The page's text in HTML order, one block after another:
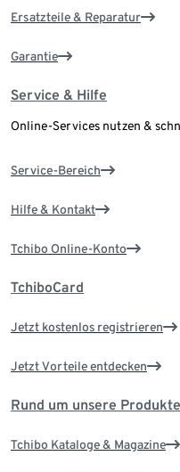
Ersatzteile & Reparatur
Garantie
Service & Hilfe
Online-Services nutzen &
Service-Bereich
Hilfe & Kontakt
Tchibo Online-Konto
TchiboCard
Jetzt kostenlos registrieren
Jetzt Vorteile entdecken
Rund um unsere Produkte
Tchibo Kataloge & Magazine